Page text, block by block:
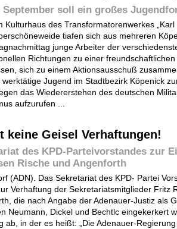
September soll ein großes
Kulturhaus des Transformatorenwerkes
tiafen sich aus mehreren
junge Arbeiter der
Richtungen zu einer
sich zu einem Aktionsausschuß
Jugend im Stadtbezirk Köpenick
das Wiedererstehen des deutschen
aufzurufen ...
keine Geisel Verhaftungen!
des KPD-Parteivorstandes zur
Rische und Angenforth
(ADN). Das Sekretariat des KPD- Partei
Verhaftung der Sekretariatsmitglieder Fritz
die nach Angabe der Adenauer-Justiz als
Neumann, Dickel und Bechtlc eingekerkert
ab, in der es heißt: „Die Adenauer-